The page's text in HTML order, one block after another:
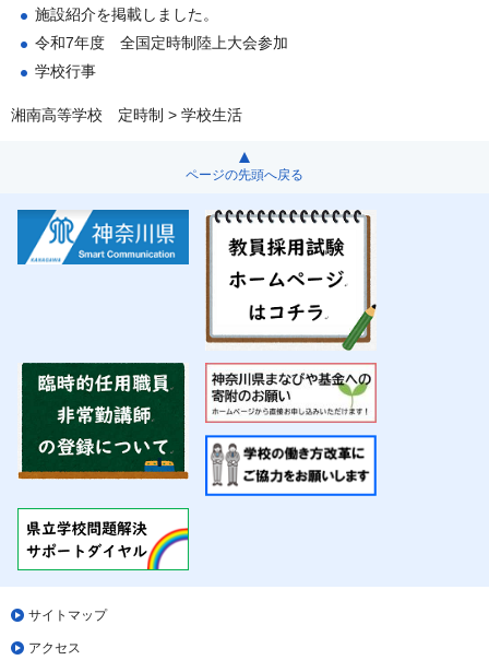
施設紹介を掲載しました。
令和7年度 全国定時制陸上大会参加
学校行事
湘南高等学校 定時制 > 学校生活
ページの先頭へ戻る
サイトマップ
アクセス